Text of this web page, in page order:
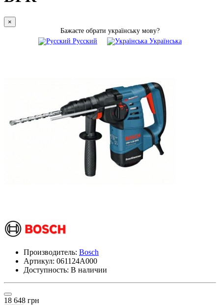
×
Бажаєте обрати українську мову?
Русский
Українська
Производитель: Bosch
Артикул: 061124A000
Доступность: В наличии
18 648 грн